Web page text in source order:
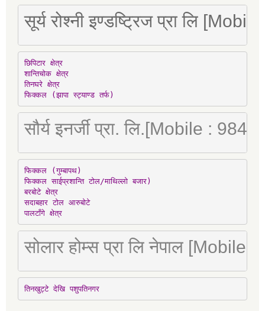
सूर्य रोश्नी इण्डष्ट्रिज प्रा लि
छिपिटार क्षेत्र
शान्तिचोक क्षेत्र
तिनघरे क्षेत्र
फिक्कल (झापा स्ट्याण्ड तर्फ)
सौर्य इनर्जी प्रा. लि.[Mobile :
फिक्कल (गुम्बापथ)
फिक्कल साईप्रशान्ति टोल/माथिल्लो बजार)
बरबोटे क्षेत्र
सदाबहार टोल आरुबोटे
पालटाँगे क्षेत्र
सोलार होम्स प्रा लि नेपाल [Mobile
तिनखुट्टे देखि पशुपतिनगर